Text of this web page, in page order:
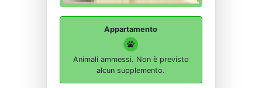
Appartamento
Animali ammessi. Non è previsto
alcun supplemento.